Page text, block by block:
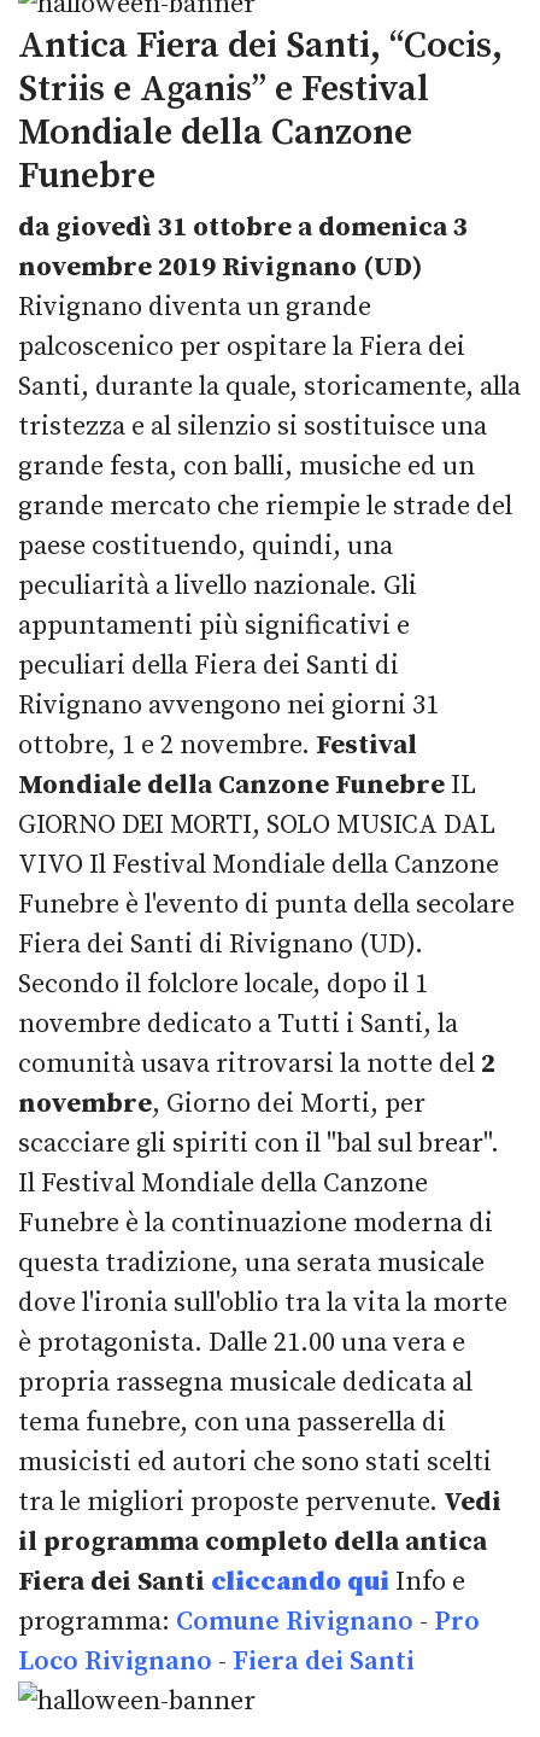
Antica Fiera dei Santi, “Cocis,
Striis e Aganis” e Festival
Mondiale della Canzone
Funebre
da giovedì 31 ottobre a domenica 3
novembre 2019 Rivignano (UD)
Rivignano diventa un grande
palcoscenico per ospitare la Fiera dei
Santi, durante la quale, storicamente, alla
tristezza e al silenzio si sostituisce una
grande festa, con balli, musiche ed un
grande mercato che riempie le strade del
paese costituendo, quindi, una
peculiarità a livello nazionale. Gli
appuntamenti più significativi e
peculiari della Fiera dei Santi di
Rivignano avvengono nei giorni 31
ottobre, 1 e 2 novembre. Festival
Mondiale della Canzone Funebre IL
GIORNO DEI MORTI, SOLO MUSICA DAL
VIVO Il Festival Mondiale della Canzone
Funebre è l'evento di punta della secolare
Fiera dei Santi di Rivignano (UD).
Secondo il folclore locale, dopo il 1
novembre dedicato a Tutti i Santi, la
comunità usava ritrovarsi la notte del 2
novembre, Giorno dei Morti, per
scacciare gli spiriti con il "bal sul brear".
Il ‪Festival Mondiale della Canzone
Funebre è la continuazione moderna di
questa tradizione, una serata musicale
dove l'ironia sull'oblio tra la vita la morte
è protagonista. Dalle 21.00 una vera e
propria rassegna musicale dedicata al
tema funebre, con una passerella di
musicisti ed autori che sono stati scelti
tra le migliori proposte pervenute. Vedi
il programma completo della antica
Fiera dei Santi cliccando qui Info e
programma: Comune Rivignano - Pro
Loco Rivignano - Fiera dei Santi